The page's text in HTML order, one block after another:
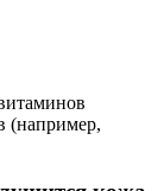
(например,